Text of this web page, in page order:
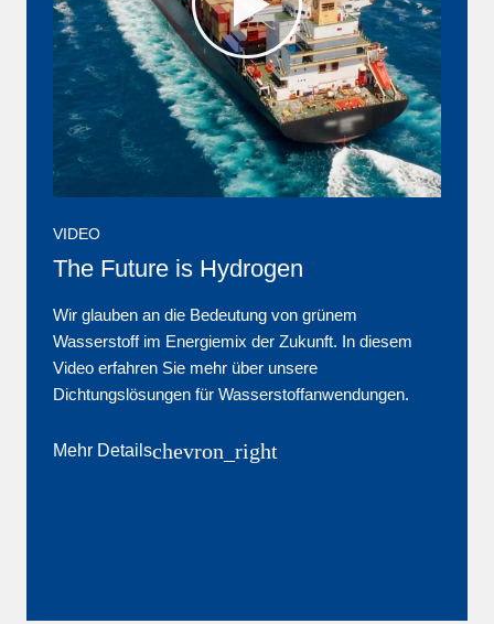
VIDEO
The Future is Hydrogen
Wir glauben an die Bedeutung von grünem
Wasserstoff im Energiemix der Zukunft. In diesem
Video erfahren Sie mehr über unsere
Dichtungslösungen für Wasserstoffanwendungen.
Mehr Detailschevron_right